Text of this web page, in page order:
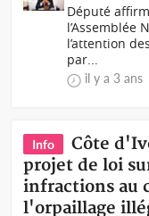
Député
l’attention
par...
il y a 3 ans
Info
Côte
projet de loi
infractions au
l'orpaillage